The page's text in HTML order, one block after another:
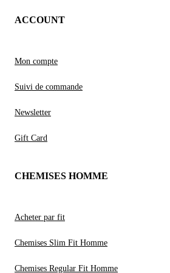
ACCOUNT
Mon compte
Suivi de commande
Newsletter
Gift Card
CHEMISES HOMME
Acheter par fit
Chemises Slim Fit Homme
Chemises Regular Fit Homme